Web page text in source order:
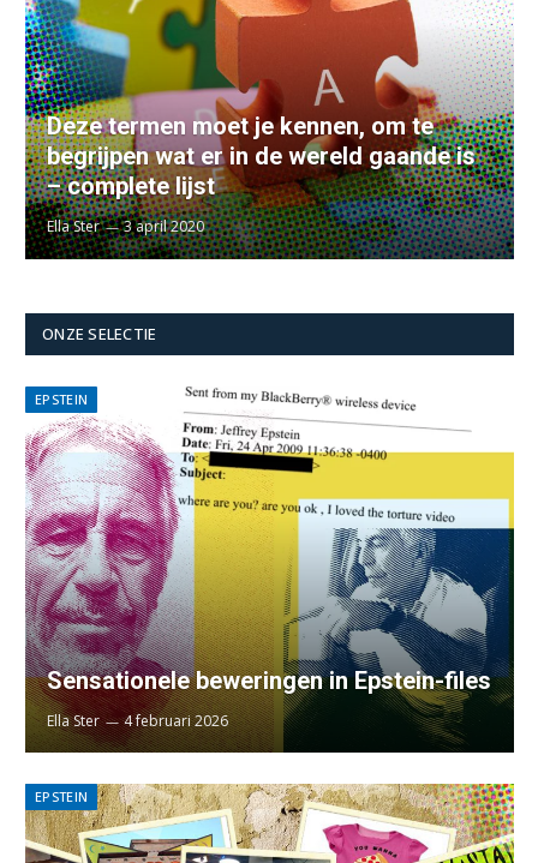
Deze termen moet je kennen, om te
begrijpen wat er in de wereld gaande is
– complete lijst
Ella Ster 3 april 2020
ONZE SELECTIE
EPSTEIN
Sensationele beweringen in Epstein-files
Ella Ster 4 februari 2026
EPSTEIN